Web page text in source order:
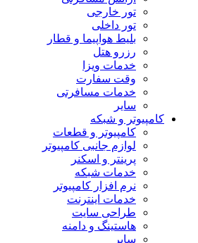
تور خارجی
تور داخلی
بلیط هواپیما و قطار
رزرو هتل
خدمات ویزا
وقت سفارت
خدمات مسافرتی
سایر
کامپیوتر و شبکه
کامپیوتر و قطعات
لوازم جانبی کامپیوتر
پرینتر و اسکنر
خدمات شبکه
نرم افزار کامپیوتر
خدمات اینترنت
طراحی سایت
هاستینگ و دامنه
سایر